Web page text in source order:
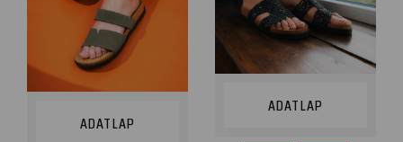
ADATLAP
ADATLAP